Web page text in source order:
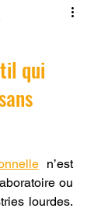
qui
n’est
ou
lourdes.